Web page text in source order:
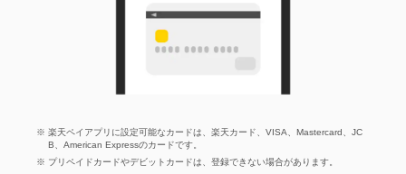
楽天ペイアプリに設定可能なカードは、楽天カード、VISA、Mastercard、JC
B、American Expressのカードです。
プリペイドカードやデビットカードは、登録できない場合があります。